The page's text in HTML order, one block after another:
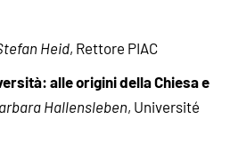
Heid, Rettore PIAC
alle origini della Chiesa e
Hallensleben, Université